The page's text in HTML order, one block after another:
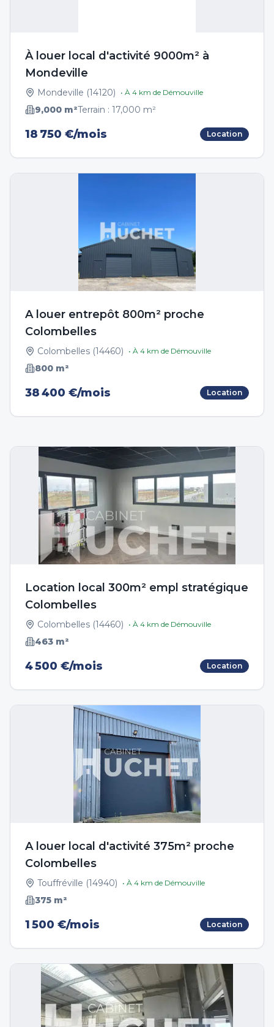
À louer local d'activité 9000m² à
Mondeville
Mondeville (14120) • À 4 km de Démouville
9,000 m²Terrain : 17,000 m²
18 750 €/mois Location
A louer entrepôt 800m² proche
Colombelles
Colombelles (14460) • À 4 km de Démouville
800 m²
38 400 €/mois Location
Location local 300m² empl stratégique
Colombelles
Colombelles (14460) • À 4 km de Démouville
463 m²
4 500 €/mois Location
A louer local d'activité 375m² proche
Colombelles
Touffréville (14940) • À 4 km de Démouville
375 m²
1 500 €/mois Location